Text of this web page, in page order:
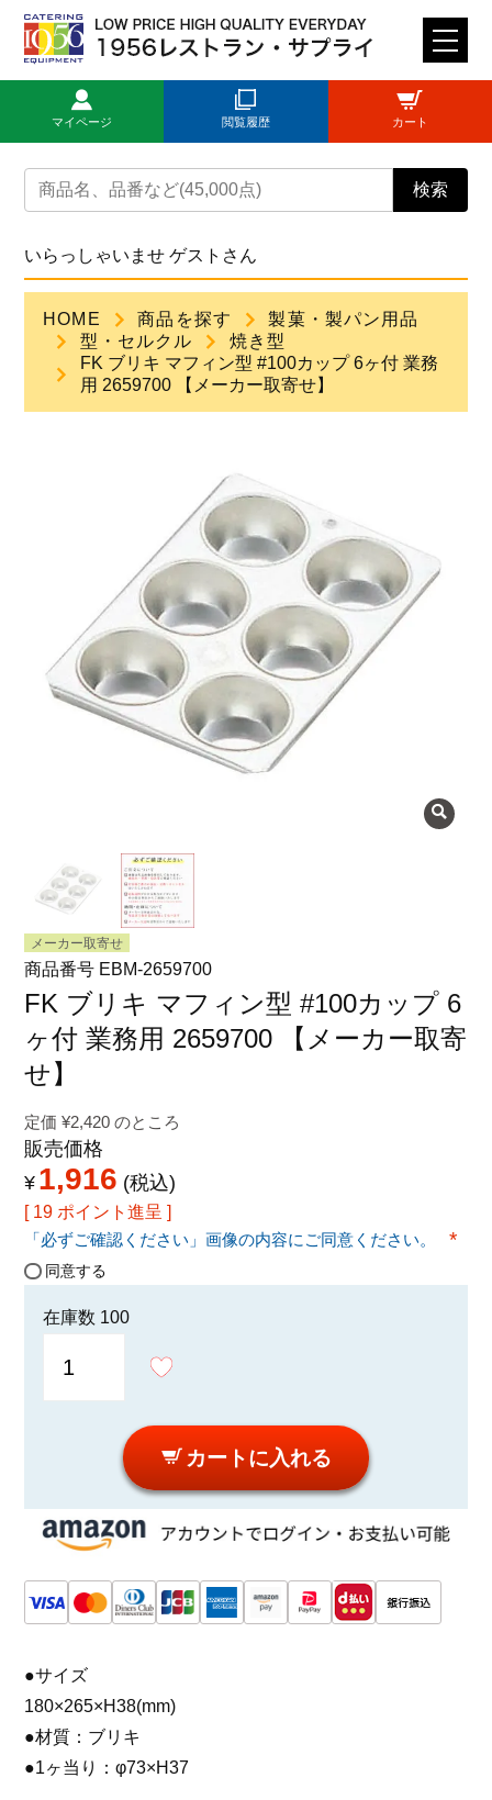
M
E
U
検索
マイページ 閲覧履歴 カート
トップページ
新規登録
商品一覧
よくある質問
会社概要
OEMについて
お問い合わせ
プライバシーポリシー
特定商取引法に関する表示
いらっしゃいませ ゲストさん
HOME 商品を探す
製菓・製パン用品
型・セルクル
焼き型
FK ブリキ マフィン型 #100カップ 6ヶ付 業務
用 2659700 【メーカー取寄せ】
メーカー取寄せ
商品番号 EBM-2659700
FK ブリキ マフィン型 #100カップ 6
ヶ付 業務用 2659700 【メーカー取寄
せ】
定価 ¥2,420 のところ
販売価格
¥ 1,916 税込
19 ポイント進呈 ]
「必ずご確認ください」画像の内容にご同意ください。
同意する
在庫数 100
カートに入れる
●サイズ
180×265×H38(mm)
●材質：ブリキ
●1ヶ当り：φ73×H37